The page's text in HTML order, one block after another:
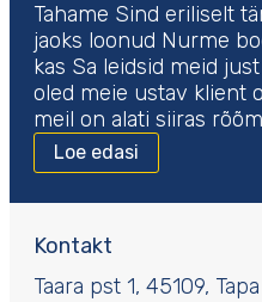
Tahame Sind eriliselt
jaoks loonud Nurme
kas Sa leidsid meid
oled meie ustav klient
meil on alati siiras
Loe edasi
Kontakt
Taara pst 1, 45109, Tapa